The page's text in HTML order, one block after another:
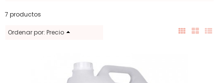
7 productos
Ordenar por: Precio